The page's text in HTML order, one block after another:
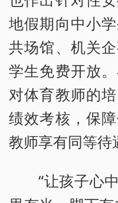
地假期向中小
共场馆、机关
学生免费开放
对体育教师的
绩效考核，保
教师享有同等待
“让孩子心